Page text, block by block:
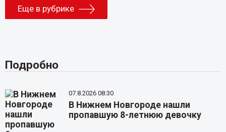
Еще в рубрике
Подробно
07.8.2026 08:30
В Нижнем Новгороде нашли
пропавшую 8-летнюю девочку